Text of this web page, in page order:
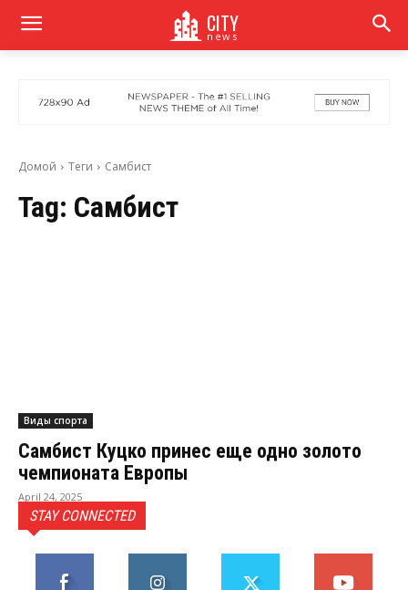
CITY
news
Домой Теги Самбист
Tag: Самбист
Виды спорта
Самбист Куцко принес еще одно золото
чемпионата Европы
April 24, 2025
STAY CONNECTED